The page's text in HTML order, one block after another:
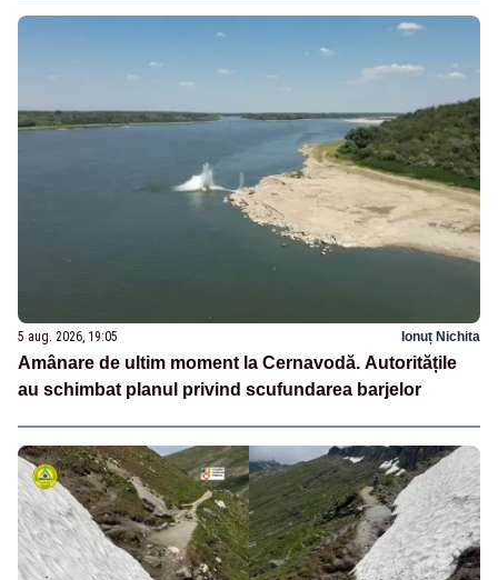
5 aug. 2026, 19:05 Ionuț Nichita
Amânare de ultim moment la Cernavodă. Autoritățile
au schimbat planul privind scufundarea barjelor